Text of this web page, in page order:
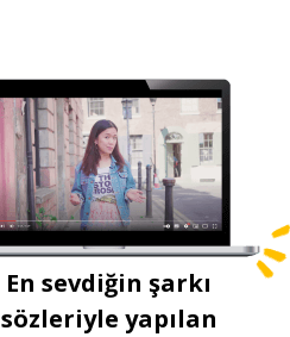
En sevdiğin şarkı
sözleriyle yapılan